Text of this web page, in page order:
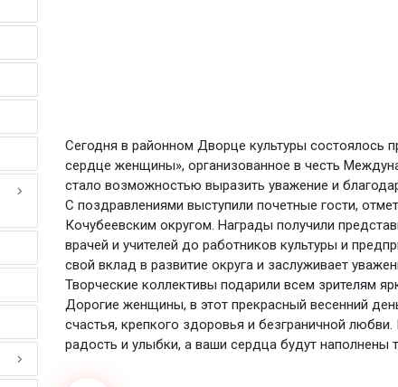
Сегодня в районном Дворце культуры состоялось
сердце женщины», организованное в честь
стало возможностью выразить уважение и
С поздравлениями выступили почетные гости,
Кочубеевским округом. Награды получили
врачей и учителей до работников культуры и
свой вклад в развитие округа и заслуживает
Творческие коллективы подарили всем зрителям
Дорогие женщины, в этот прекрасный весенний
счастья, крепкого здоровья и безграничной
радость и улыбки, а ваши сердца будут наполнены